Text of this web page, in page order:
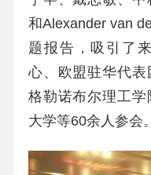
和Alexander van
题报告，吸引了
心、欧盟驻华代
格勒诺布尔理工
大学等60余人参会。